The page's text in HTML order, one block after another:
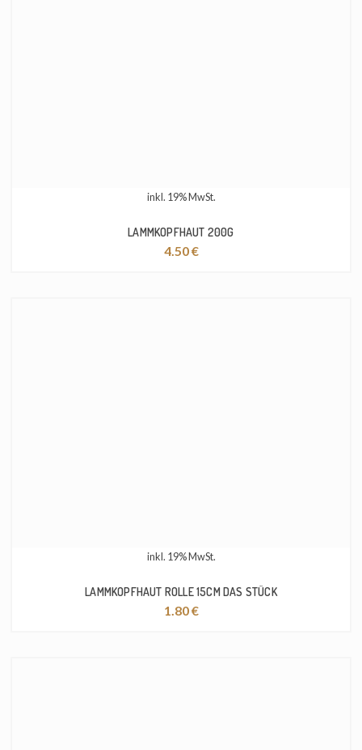
inkl. 19% MwSt.
LAMMKOPFHAUT 200G
4.50€
inkl. 19% MwSt.
LAMMKOPFHAUT ROLLE 15CM DAS STÜCK
1.80€